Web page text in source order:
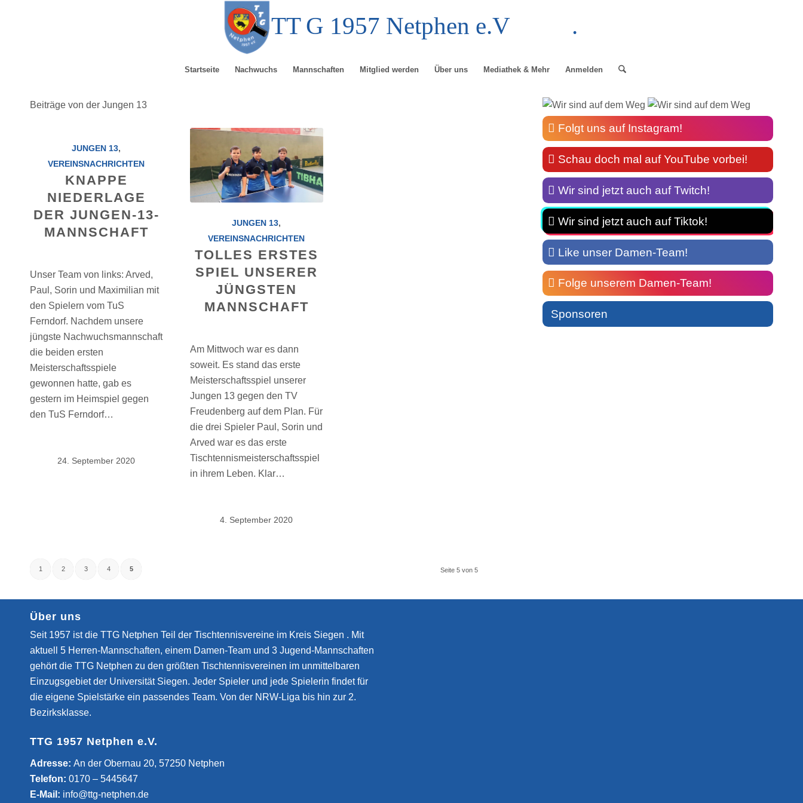
TTG 1957 Netphen e.V .
Startseite Nachwuchs Mannschaften Mitglied werden Über uns Mediathek & Mehr Anmelden
Beiträge von der Jungen 13
JUNGEN 13,
VEREINSNACHRICHTEN
KNAPPE
NIEDERLAGE
DER JUNGEN-13-
MANNSCHAFT
Unser Team von links: Arved,
Paul, Sorin und Maximilian mit
den Spielern vom TuS
Ferndorf. Nachdem unsere
jüngste Nachwuchsmannschaft
die beiden ersten
Meisterschaftsspiele
gewonnen hatte, gab es
gestern im Heimspiel gegen
den TuS Ferndorf…
24. September 2020
JUNGEN 13,
VEREINSNACHRICHTEN
TOLLES ERSTES
SPIEL UNSERER
JÜNGSTEN
MANNSCHAFT
Am Mittwoch war es dann
soweit. Es stand das erste
Meisterschaftsspiel unserer
Jungen 13 gegen den TV
Freudenberg auf dem Plan. Für
die drei Spieler Paul, Sorin und
Arved war es das erste
Tischtennismeisterschaftsspiel
in ihrem Leben. Klar…
4. September 2020
Seite 5 von 5
1 2 3 4 5
Folgt uns auf Instagram!
Schau doch mal auf YouTube vorbei!
Wir sind jetzt auch auf Twitch!
Wir sind jetzt auch auf Tiktok!
Like unser Damen-Team!
Folge unserem Damen-Team!
Sponsoren
Über uns
Seit 1957 ist die TTG Netphen Teil der Tischtennisvereine im Kreis Siegen . Mit
aktuell 5 Herren-Mannschaften, einem Damen-Team und 3 Jugend-Mannschaften
gehört die TTG Netphen zu den größten Tischtennisvereinen im unmittelbaren
Einzugsgebiet der Universität Siegen. Jeder Spieler und jede Spielerin findet für
die eigene Spielstärke ein passendes Team. Von der NRW-Liga bis hin zur 2.
Bezirksklasse.
TTG 1957 Netphen e.V.
­Adresse: An der Obernau 20, 57250 Netphen
Telefon: 0170 – 5445647
E-Mail: info@ttg-netphen.de